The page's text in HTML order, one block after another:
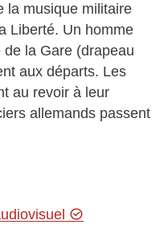
la musique militaire
Liberté. Un homme
la Gare (drapeau
aux départs. Les
au revoir à leur
allemands passent